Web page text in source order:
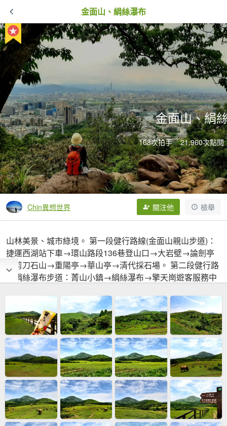
金面山、絹絲瀑布
金面山、絹
108次拍手 21,960次點閱
Chin異想世界 關注他 檢舉
山林美景、城市綠境。 第一段健行路線(金面山親山步道)：
捷運西湖站下車→環山路段136巷登山口→大岩壁→論劍亭
→剪刀石山→重陽亭→華山亭→清代採石場。 第二段健行路
線絹絲瀑布步道：菁山小鎮→絹絲瀑布→擎天崗遊客服務中